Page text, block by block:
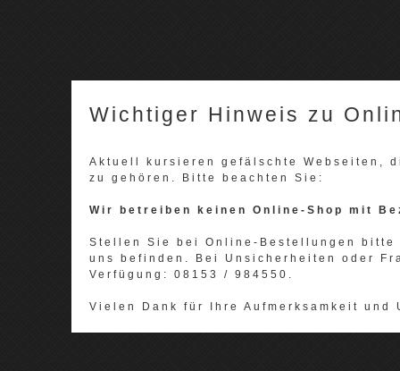
Wichtiger Hinweis zu
Aktuell kursieren gefälschte Webseiten,
zu gehören. Bitte beachten Sie:
Wir betreiben keinen Online-Shop mit
Stellen Sie bei Online-Bestellungen
uns befinden. Bei Unsicherheiten oder
Verfügung: 08153 / 984550.
Vielen Dank für Ihre Aufmerksamkeit und